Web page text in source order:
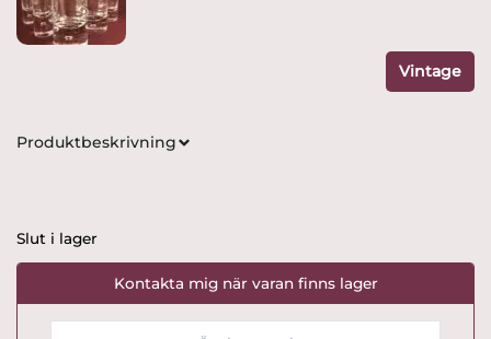
Vintage
Produktbeskrivning
Slut i lager
Kontakta mig när varan finns lager